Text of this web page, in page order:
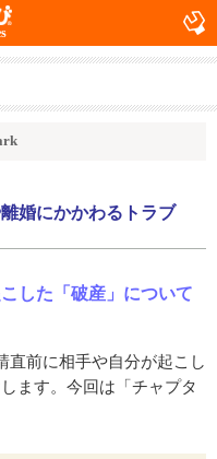
婚にかかわるトラブ
した「破産」について
直前に相手や自分が起こし
ます。今回は「チャプタ